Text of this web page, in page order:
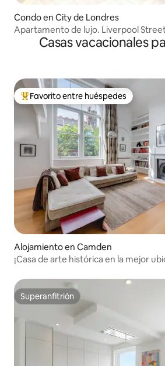
Condo en City de Londres
Apartamento de lujo. Liverpool
y mucho más
Casas vacacionales
Favorito entre huéspedes preferido
Favorito entre huéspedes
Alojamiento en Camden
¡Casa de arte histórica en la mejor
Superanfitrión
Superanfitrión